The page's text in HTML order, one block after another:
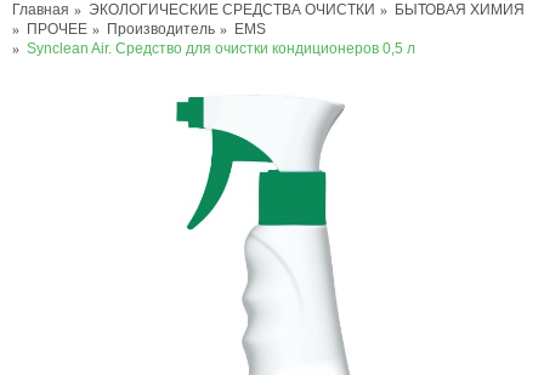
Главная ЭКОЛОГИЧЕСКИЕ СРЕДСТВА ОЧИСТКИ
БЫТОВАЯ ХИМИЯ
ПРОЧЕЕ
Производитель
EMS
Synclean Air. Средство для очистки кондиционеров 0,5 л